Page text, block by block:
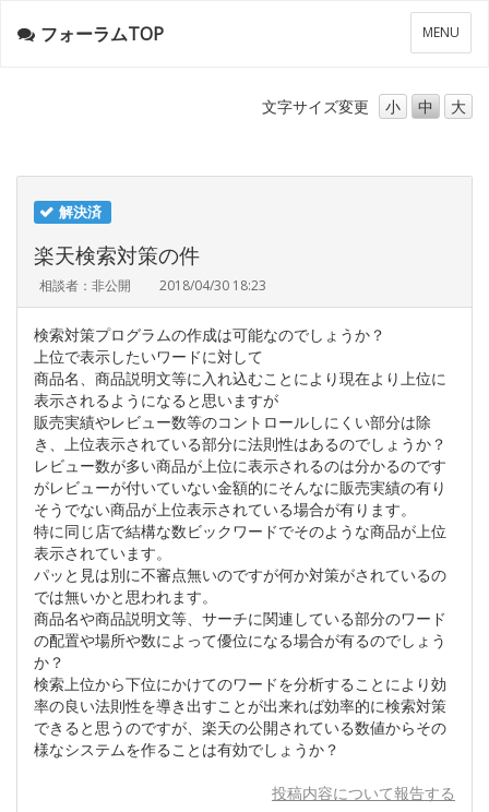
メ
ニ
ー
MENU
フォーラムTOP
文字サイズ変更 小 中 大
解決済
楽天検索対策の件
相談者：非公開 2018/04/30 18:23
検索対策プログラムの作成は可能なのでしょうか？
上位で表示したいワードに対して
商品名、商品説明文等に入れ込むことにより現在より上位に
表示されるようになると思いますが
販売実績やレビュー数等のコントロールしにくい部分は除
き、上位表示されている部分に法則性はあるのでしょうか？
レビュー数が多い商品が上位に表示されるのは分かるのです
がレビューが付いていない金額的にそんなに販売実績の有り
そうでない商品が上位表示されている場合が有ります。
特に同じ店で結構な数ビックワードでそのような商品が上位
表示されています。
パッと見は別に不審点無いのですが何か対策がされているの
では無いかと思われます。
商品名や商品説明文等、サーチに関連している部分のワード
の配置や場所や数によって優位になる場合が有るのでしょう
か？
検索上位から下位にかけてのワードを分析することにより効
率の良い法則性を導き出すことが出来れば効率的に検索対策
できると思うのですが、楽天の公開されている数値からその
様なシステムを作ることは有効でしょうか？
投稿内容について報告する